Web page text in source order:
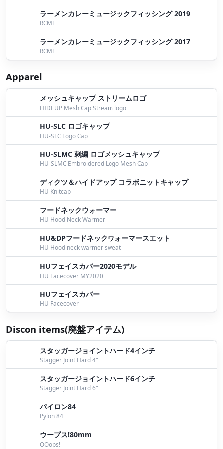
ラーメンカレーミュージックフィッシング 2019
RCMF
ラーメンカレーミュージックフィッシング 2017
RCMF
Apparel
メッシュキャップ ストリームロゴ
HIDEUP Mesh Cap Stream logo
HU-SLC ロゴキャップ
HU-SLC Logo Cap
HU-SLMC 刺繍 ロゴメッシュキャップ
HU-SLMC Embroidered Logo Mesh Cap
ディクツ＆ハイドアップ コラボニットキャップ
HU Knitcap
フードネックウォーマー
HU Hood Neck Warmer
HU&DPフードネックウォーマースエット
HU Hood neck warmer sweat
HUフェイスカバー2020モデル
HU Facecover MY2020
HUフェイスカバー
HU Facecover
Discon items(廃盤アイテム)
スタッガージョイントハード4インチ
Stagger Joint Hard 4"
スタッガージョイントハード6インチ
Stagger Joint Hard 6"
パイロン84
Pylon 84
ウープス!80mm
OOops!